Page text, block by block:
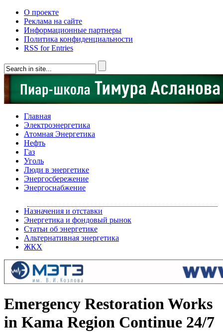
О проекте
Реклама на сайте
Информационные партнеры
Политика конфиденциальности
RSS for Entries
Главная
Электроэнергетика
Атомная Энергетика
Нефть
Газ
Уголь
Люди в энергетике
Энергосбережение
Энергоснабжение
Назначения и отставки
Энергетика и фондовый рынок
Статьи об энергетике
Альтернативная энергетика
ЖКХ
Emergency Restoration Works
in Kama Region Continue 24/7